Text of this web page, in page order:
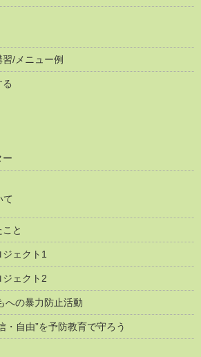
/メニュー例
ー
て
と
ェクト1
ジェクト2
への暴力防止活動
・自由”を予防教育で守ろう